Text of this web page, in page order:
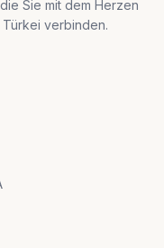
Sie mit dem Herzen
verbinden.